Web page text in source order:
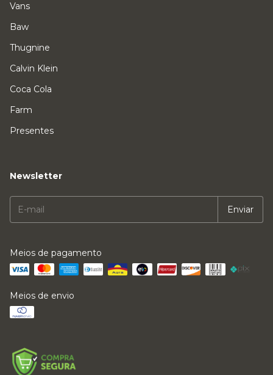
Vans
Baw
Thugnine
Calvin Klein
Coca Cola
Farm
Presentes
Newsletter
Meios de pagamento
Meios de envio